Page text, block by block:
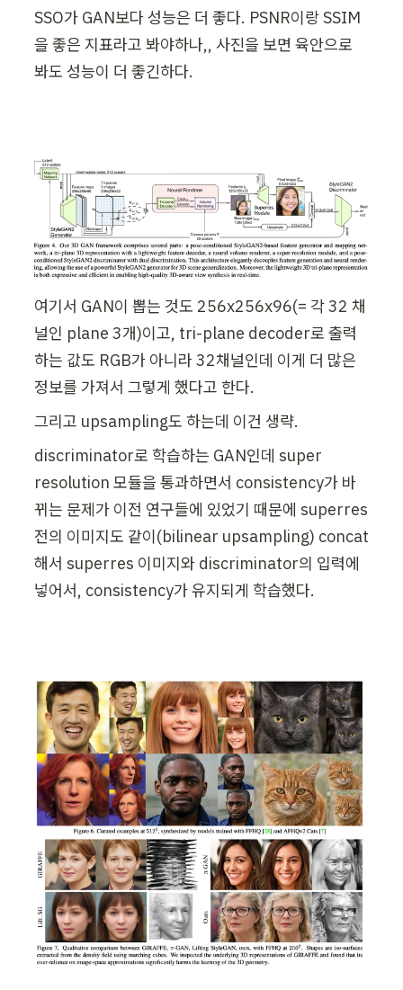
SSO가 GAN보다 성능은 더 좋다. PSNR이랑 SSIM
을 좋은 지표라고 봐야하나,, 사진을 보면 육안으로
봐도 성능이 더 좋긴하다.
여기서 GAN이 뽑는 것도 256x256x96(= 각 32 채
널인 plane 3개)이고, tri-plane decoder로 출력
하는 값도 RGB가 아니라 32채널인데 이게 더 많은
정보를 가져서 그렇게 했다고 한다.
그리고 upsampling도 하는데 이건 생략.
discriminator로 학습하는 GAN인데 super
resolution 모듈을 통과하면서 consistency가 바
뀌는 문제가 이전 연구들에 있었기 때문에 superres
전의 이미지도 같이(bilinear upsampling) concat
해서 superres 이미지와 discriminator의 입력에
넣어서, consistency가 유지되게 학습했다.